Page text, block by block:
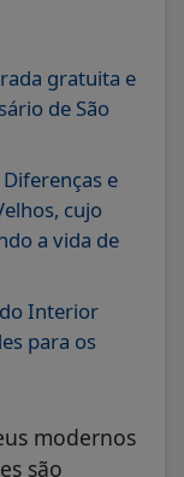
gratuita e
de São
Diferenças e
cujo
a vida de
Interior
para os
modernos
são